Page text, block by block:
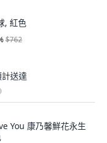
, 紅色
$762
送達
)
You 康乃馨鮮花永生